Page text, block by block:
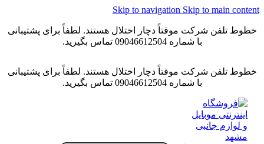
Skip to navigation Skip to main content
خطوط تلفن شرکت موقتاً دچار اختلال هستند. لطفاً برای پشتیبانی
با شماره 09046612504 تماس بگیرید.
خطوط تلفن شرکت موقتاً دچار اختلال هستند. لطفاً برای پشتیبانی
با شماره 09046612504 تماس بگیرید.